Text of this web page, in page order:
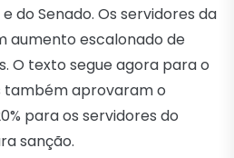
do Senado. Os servidores da
aumento escalonado de
O texto segue agora para o
também aprovaram o
para os servidores do
sanção.